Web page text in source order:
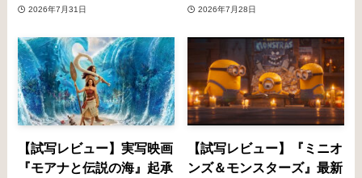
2026年7月31日 2026年7月28日
【試写レビュー】実写映画
『モアナと伝説の海』起承
【試写レビュー】『ミニオ
ンズ＆モンスターズ』最新